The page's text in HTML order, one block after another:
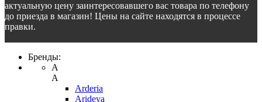
актуальную цену заинтересовавшего вас товара по телефону
до приезда в магазин! Цены на сайте находятся в процессе
правки.
Бренды:
A
A
Arderia
Arideya